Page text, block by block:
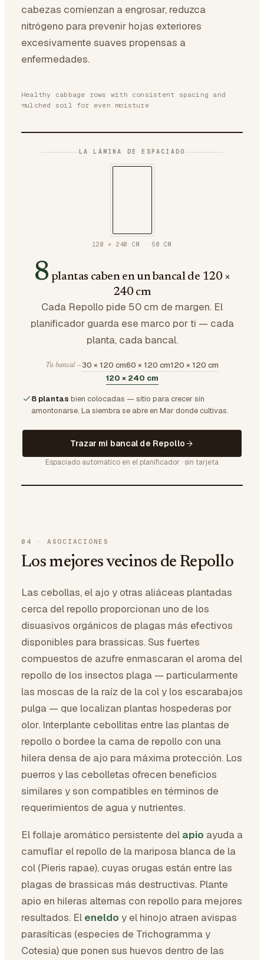
cabezas comienzan a engrosar, reduzca
nitrógeno para prevenir hojas exteriores
excesivamente suaves propensas a
enfermedades.
Healthy cabbage rows with consistent spacing and
mulched soil for even moisture
LA LÁMINA DE ESPACIADO
120 × 240 CM · 50 CM
8 plantas caben en un bancal de 120 ×
240 cm
Cada Repollo pide 50 cm de margen. El
planificador guarda ese marco por ti — cada
planta, cada bancal.
Tu bancal —30 × 120 cm60 × 120 cm120 × 120 cm
120 × 240 cm
8 plantas bien colocadas — sitio para crecer sin
amontonarse. La siembra se abre en Mar donde cultivas.
Trazar mi bancal de Repollo
Espaciado automático en el planificador · sin tarjeta
04 · ASOCIACIONES
Los mejores vecinos de Repollo
Las cebollas, el ajo y otras aliáceas plantadas
cerca del repollo proporcionan uno de los
disuasivos orgánicos de plagas más efectivos
disponibles para brassicas. Sus fuertes
compuestos de azufre enmascaran el aroma del
repollo de los insectos plaga — particularmente
las moscas de la raíz de la col y los escarabajos
pulga — que localizan plantas hospederas por
olor. Interplante cebollitas entre las plantas de
repollo o bordee la cama de repollo con una
hilera densa de ajo para máxima protección. Los
puerros y las cebolletas ofrecen beneficios
similares y son compatibles en términos de
requerimientos de agua y nutrientes.
El follaje aromático persistente del apio ayuda a
camuflar el repollo de la mariposa blanca de la
col (Pieris rapae), cuyas orugas están entre las
plagas de brassicas más destructivas. Plante
apio en hileras alternas con repollo para mejores
resultados. El eneldo y el hinojo atraen avispas
parasíticas (especies de Trichogramma y
Cotesia) que ponen sus huevos dentro de las